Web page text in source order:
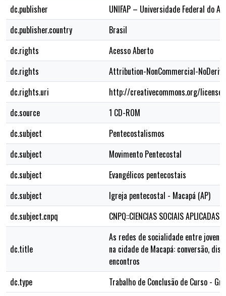
dc.publisher
UNIFAP – Universidade Federal do
dc.publisher.country
Brasil
dc.rights
Acesso Aberto
dc.rights
Attribution-NonCommercial-
dc.rights.uri
http://creativecommons.org/
dc.source
1 CD-ROM
dc.subject
Pentecostalismos
dc.subject
Movimento Pentecostal
dc.subject
Evangélicos pentecostais
dc.subject
Igreja pentecostal - Macapá (AP)
dc.subject.cnpq
CNPQ::CIENCIAS SOCIAIS APLICADAS
dc.title
As redes de socialidade entre
na cidade de Macapá: conversão,
encontros
dc.type
Trabalho de Conclusão de Curso -